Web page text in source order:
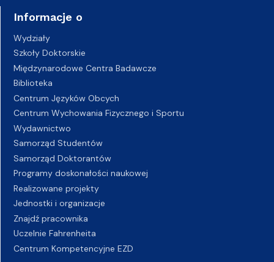
Informacje o
Wydziały
Szkoły Doktorskie
Międzynarodowe Centra Badawcze
Biblioteka
Centrum Języków Obcych
Centrum Wychowania Fizycznego i Sportu
Wydawnictwo
Samorząd Studentów
Samorząd Doktorantów
Programy doskonałości naukowej
Realizowane projekty
Jednostki i organizacje
Znajdź pracownika
Uczelnie Fahrenheita
Centrum Kompetencyjne EZD